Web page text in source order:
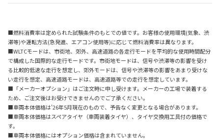
■燃料消費率は定められた試験条件のもとでの値です。お客様の使用環境(気象、渋
滞等)や運転方法(急発進、エアコン使用等)に応じて燃料消費率は異なります。
■WLTCモードは、市街地、郊外、高速道路の各走行モードを平均的な使用時間配分
で構成した国際的な走行モードです。市街地モードは、信号や渋滞等の影響を受け
る比較的低速な走行を想定し、郊外モードは、信号や渋滞等の影響をあまり受けな
い走行を想定、高速道路モードは、高速道路等での走行を想定しています。
■「メーカーオプション」はご注文時に申し受けます。メーカーの工場で装着する
ため、ご注文後はお受けできませんのでご了承ください。
■車両本体価格は'26年5月現在のもので、予告なく変更となる場合があります。
■車両本体価格はスペアタイヤ（車両装着タイヤ）、タイヤ交換用工具付の価格で
す。
■車両本体価格にはオプション価格は含まれていません。